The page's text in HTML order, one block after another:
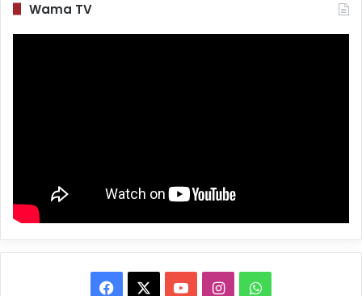
Wama TV
Facebook YouTubeInstagramWhatsApp